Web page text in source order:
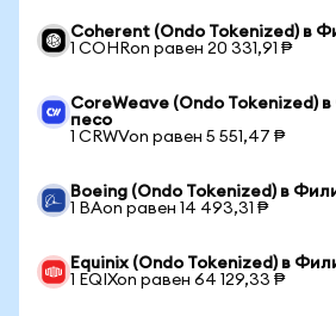
Coherent (Ondo Tokenized) в
1 COHRon равен 20 331,91 ₱
CoreWeave (Ondo Tokenized)
песо
1 CRWVon равен 5 551,47 ₱
Boeing (Ondo Tokenized) в
1 BAon равен 14 493,31 ₱
Equinix (Ondo Tokenized) в
1 EQIXon равен 64 129,33 ₱